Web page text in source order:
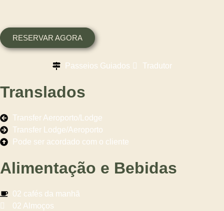
RESERVAR AGORA
Passeios Guiados Tradutor
Translados
Transfer Aeroporto/Lodge
Transfer Lodge/Aeroporto
Pode ser acordado com o cliente
Alimentação e Bebidas
02 cafés da manhã
02 Almoços